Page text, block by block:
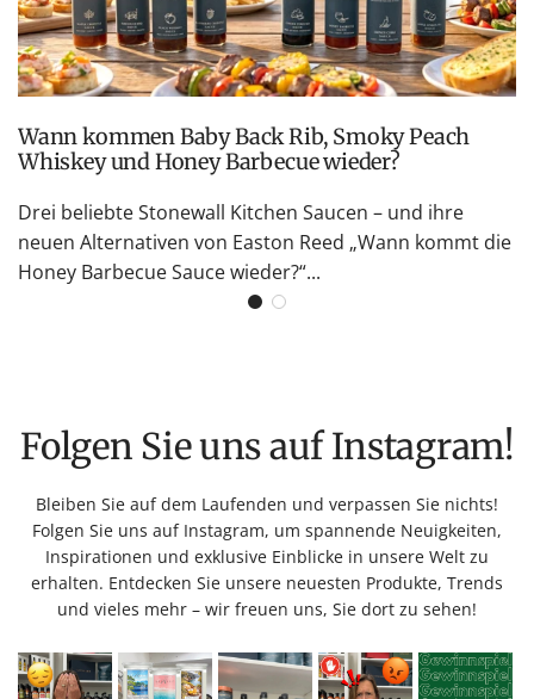
Wann kommen Baby Back Rib, Smoky Peach
Whiskey und Honey Barbecue wieder?
Drei beliebte Stonewall Kitchen Saucen – und ihre
neuen Alternativen von Easton Reed „Wann kommt die
Honey Barbecue Sauce wieder?“...
Folgen Sie uns auf Instagram!
Bleiben Sie auf dem Laufenden und verpassen Sie nichts!
Folgen Sie uns auf Instagram, um spannende Neuigkeiten,
Inspirationen und exklusive Einblicke in unsere Welt zu
erhalten. Entdecken Sie unsere neuesten Produkte, Trends
und vieles mehr – wir freuen uns, Sie dort zu sehen!